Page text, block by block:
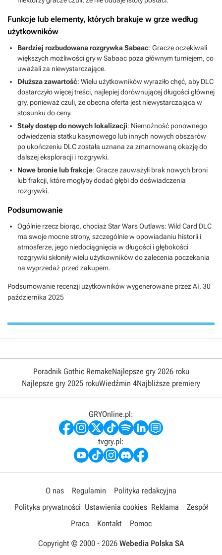
Funkcje lub elementy, których brakuje w grze według
użytkowników
Bardziej rozbudowana rozgrywka Sabaac: Gracze oczekiwali
większych możliwości gry w Sabaac poza głównym turniejem, co
uważali za niewystarczające.
Dłuższa zawartość: Wielu użytkowników wyraziło chęć, aby DLC
dostarczyło więcej treści, najlepiej dorównującej długości głównej
gry, ponieważ czuli, że obecna oferta jest niewystarczająca w
stosunku do ceny.
Stały dostęp do nowych lokalizacji: Niemożność ponownego
odwiedzenia statku kasynowego lub innych nowych obszarów
po ukończeniu DLC została uznana za zmarnowaną okazję do
dalszej eksploracji i rozgrywki.
Nowe bronie lub frakcje: Gracze zauważyli brak nowych broni
lub frakcji, które mogłyby dodać głębi do doświadczenia
rozgrywki.
Podsumowanie
Ogólnie rzecz biorąc, chociaż Star Wars Outlaws: Wild Card DLC
ma swoje mocne strony, szczególnie w opowiadaniu historii i
atmosferze, jego niedociągnięcia w długości i głębokości
rozgrywki skłoniły wielu użytkowników do zalecenia poczekania
na wyprzedaż przed zakupem.
Podsumowanie recenzji użytkowników wygenerowane przez AI, 30
października 2025
Poradnik Gothic RemakeNajlepsze gry 2026 roku
Najlepsze gry 2025 rokuWiedźmin 4Najbliższe premiery
GRYOnline.pl:
tvgry.pl:
O nas Regulamin
Polityka redakcyjna
Polityka prywatności Ustawienia cookies Reklama
Zespół
Praca
Kontakt Pomoc
Copyright © 2000 - 2026 Webedia Polska SA